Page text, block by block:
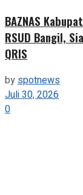
BAZNAS
RSUD Bangil,
QRIS
by spotnews
Juli 30, 2026
0